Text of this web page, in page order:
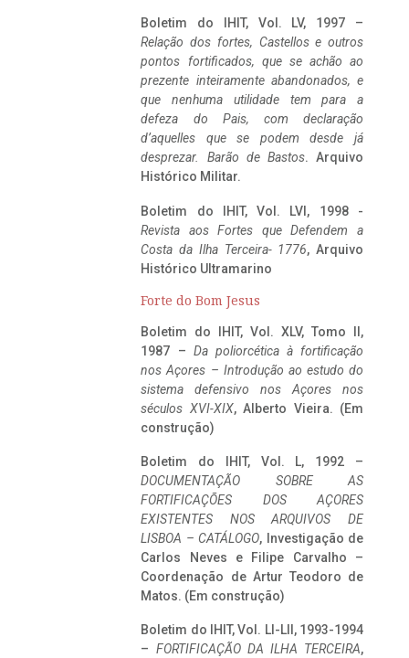
Boletim do IHIT, Vol. LV, 1997 –
Relação dos fortes, Castellos e outros
pontos fortificados, que se achão ao
prezente inteiramente abandonados, e
que nenhuma utilidade tem para a
defeza do Pais, com declaração
d’aquelles que se podem desde já
desprezar. Barão de Bastos. Arquivo
Histórico Militar.
Boletim do IHIT, Vol. LVI, 1998 -
Revista aos Fortes que Defendem a
Costa da Ilha Terceira- 1776, Arquivo
Histórico Ultramarino
Forte do Bom Jesus
Boletim do IHIT, Vol. XLV, Tomo II,
1987 – Da poliorcética à fortificação
nos Açores – Introdução ao estudo do
sistema defensivo nos Açores nos
séculos XVI-XIX, Alberto Vieira. (Em
construção)
Boletim do IHIT, Vol. L, 1992 –
DOCUMENTAÇÃO SOBRE AS
FORTIFICAÇÕES DOS AÇORES
EXISTENTES NOS ARQUIVOS DE
LISBOA – CATÁLOGO, Investigação de
Carlos Neves e Filipe Carvalho –
Coordenação de Artur Teodoro de
Matos. (Em construção)
Boletim do IHIT, Vol. LI-LII, 1993-1994
– FORTIFICAÇÃO DA ILHA TERCEIRA,